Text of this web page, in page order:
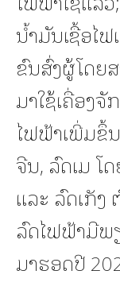
ນໍ້າມັນເຊື້ອໄ
ຂົນສົ່ງຜູ້ໂດຍ
ມາໃຊ້ເຄື່ອງ
ໄຟຟ້າເພີ່ມຂຶ້
ຈີນ, ລົດເມ ໂ
ແລະ ລົດເກັງ
ລົດໄຟຟ້າມີພ
ມາຮອດປີ